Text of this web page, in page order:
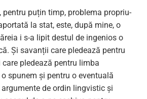
pentru puțin timp, problema propriu-
la stat, este, după mine, o
i s-a lipit destul de ingenios o
Și savanții care pledează pentru
pledează pentru limba
spunem și pentru o eventuală
de ordin lingvistic și